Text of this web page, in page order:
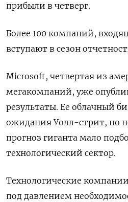
прибыли в четверг.
Более 100 компаний,
вступают в сезон
Microsoft, четвертая из
мегакомпаний, уже
результаты. Ее облачный
ожидания Уолл-стрит, но
прогноз гиганта мало
технологический сектор.
Технологические
под давлением